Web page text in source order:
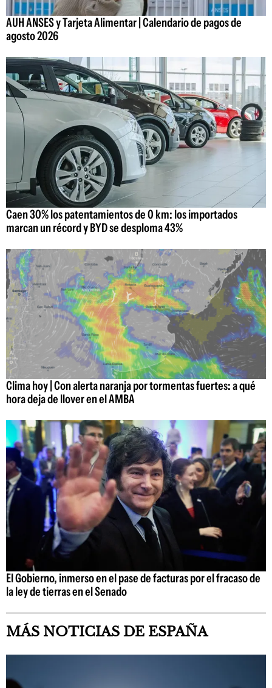
AUH ANSES y Tarjeta Alimentar | Calendario de pagos de
agosto 2026
Caen 30% los patentamientos de 0 km: los importados
marcan un récord y BYD se desploma 43%
Clima hoy | Con alerta naranja por tormentas fuertes: a qué
hora deja de llover en el AMBA
El Gobierno, inmerso en el pase de facturas por el fracaso de
la ley de tierras en el Senado
MÁS NOTICIAS DE ESPAÑA